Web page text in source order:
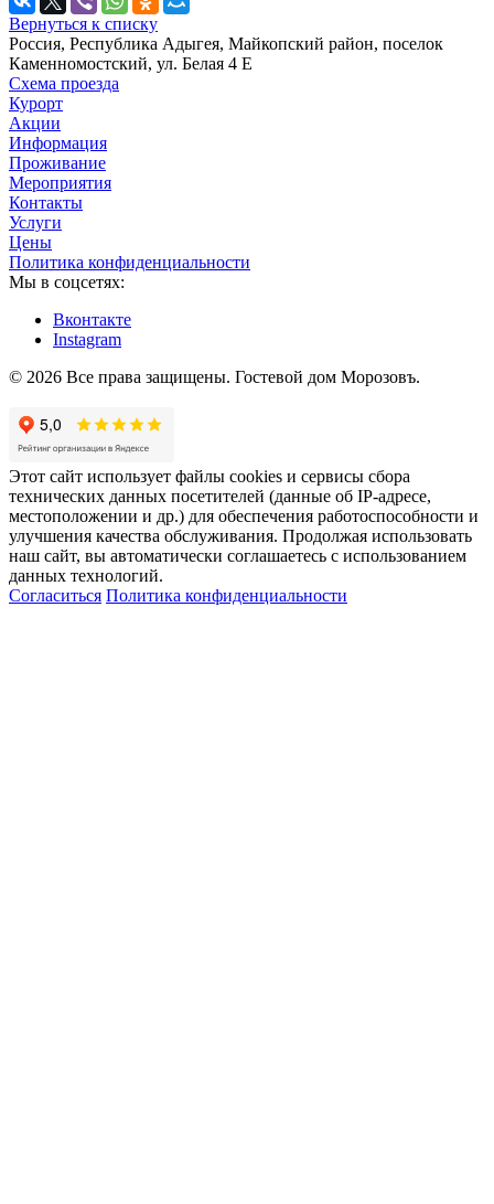
Вернуться к списку
Россия, Республика Адыгея, Майкопский район, поселок
Каменномостский, ул. Белая 4 Е
Схема проезда
Курорт
Акции
Информация
Проживание
Мероприятия
Контакты
Услуги
Цены
Политика конфиденциальности
Мы в соцсетях:
Вконтакте
Instagram
© 2026 Все права защищены. Гостевой дом Морозовъ.
Этот сайт использует файлы cookies и сервисы сбора
технических данных посетителей (данные об IP-адресе,
местоположении и др.) для обеспечения работоспособности и
улучшения качества обслуживания. Продолжая использовать
наш сайт, вы автоматически соглашаетесь с использованием
данных технологий.
Согласиться Политика конфиденциальности